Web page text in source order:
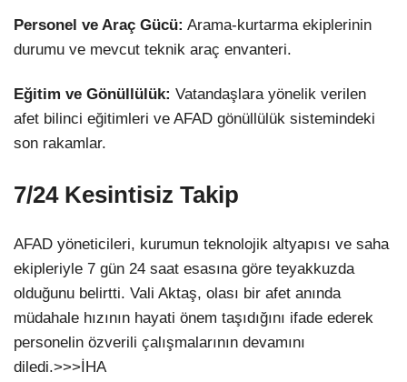
Personel ve Araç Gücü: Arama-kurtarma ekiplerinin
durumu ve mevcut teknik araç envanteri.
Eğitim ve Gönüllülük: Vatandaşlara yönelik verilen
afet bilinci eğitimleri ve AFAD gönüllülük sistemindeki
son rakamlar.
7/24 Kesintisiz Takip
AFAD yöneticileri, kurumun teknolojik altyapısı ve saha
ekipleriyle 7 gün 24 saat esasına göre teyakkuzda
olduğunu belirtti. Vali Aktaş, olası bir afet anında
müdahale hızının hayati önem taşıdığını ifade ederek
personelin özverili çalışmalarının devamını
diledi.>>>İHA